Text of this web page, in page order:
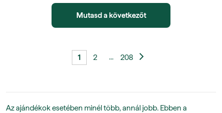
Mutasd a következőt
1 2 ... 208
Az ajándékok esetében minél több, annál jobb. Ebben a